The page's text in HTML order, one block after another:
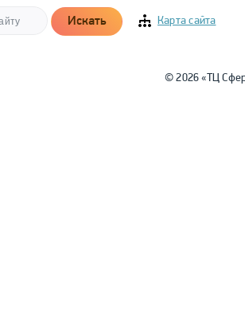
Искать Карта сайта
© 2026 «ТЦ